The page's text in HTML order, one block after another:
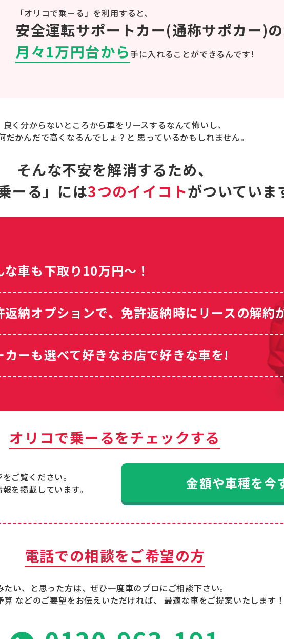
「オリコで乗ーる」を利用すると、
安全運転サポートカー(通称サポカー)
月々1万円台から 手に入れることができるんです!
良く分からないところから車をリースするなんて怖いし、
だかんだで高くなるんでしょ？と 思っているかも しれません。
そんな不安を解消するため、
ーる」には3つのイイコトがついていま
な車も下取り10万円〜！
返納オプションで、免許返納時にリースの解約
カーも選べて好きなお店で好きな車を!
オリコで乗ーるをチェックする
ご覧ください。
を掲載しています。
金額や車種を今
電話での相談をご希望の方
い、と思った方は、ぜひ一度車のプロにご相談下さい。
などのご要望をお伝えいただければ、 最適な車をご提案いたします！